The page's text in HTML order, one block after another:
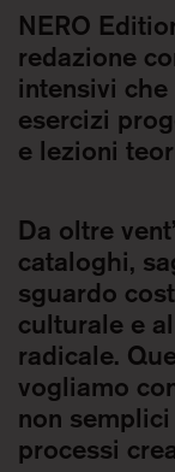
NERO
redazione
intensivi
esercizi
e lezioni
Da oltre
cataloghi,
sguardo
culturale e
radicale.
vogliamo
non
processi